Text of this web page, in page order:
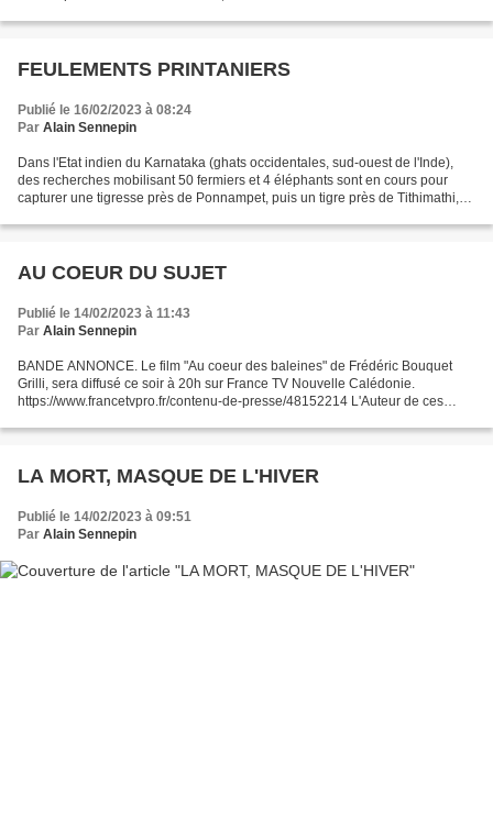
FEULEMENTS PRINTANIERS
Publié le 16/02/2023 à 08:24
Par Alain Sennepin
Dans l'Etat indien du Karnataka (ghats occidentales, sud-ouest de l'Inde),
des recherches mobilisant 50 fermiers et 4 éléphants sont en cours pour
capturer une tigresse près de Ponnampet, puis un tigre près de Tithimathi,
AU COEUR DU SUJET
Publié le 14/02/2023 à 11:43
Par Alain Sennepin
BANDE ANNONCE. Le film "Au coeur des baleines" de Frédéric Bouquet
Grilli, sera diffusé ce soir à 20h sur France TV Nouvelle Calédonie.
https://www.francetvpro.fr/contenu-de-presse/48152214 L'Auteur de ces
LA MORT, MASQUE DE L'HIVER
Publié le 14/02/2023 à 09:51
Par Alain Sennepin